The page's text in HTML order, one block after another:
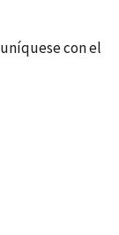
con el